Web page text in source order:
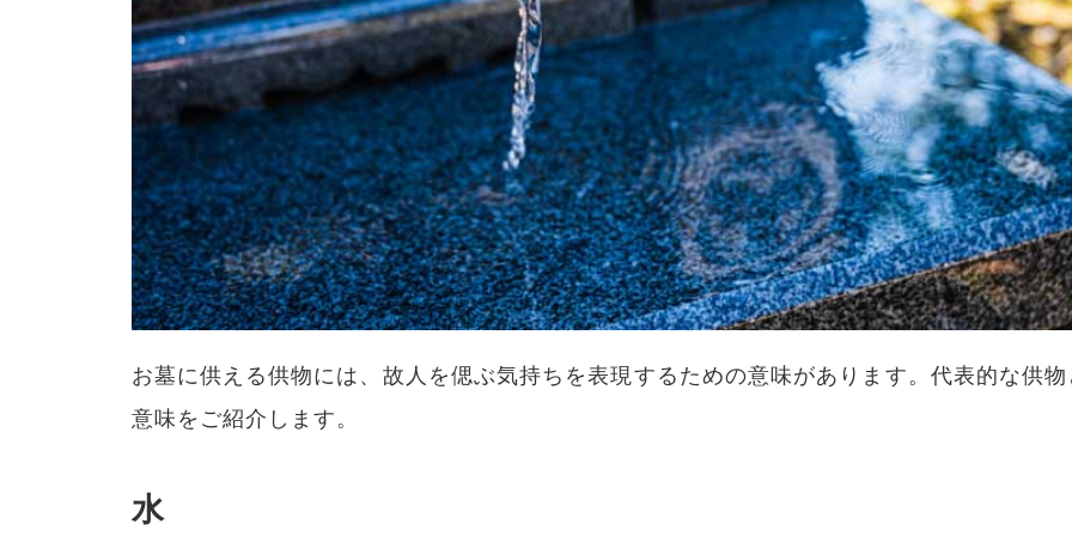
お墓に供える供物には、故人を偲ぶ気持ちを表現するための意味があります。代表的な供
意味をご紹介します。
水